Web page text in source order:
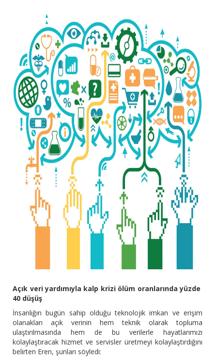
Açık veri yardımıyla kalp krizi ölüm oranlarında yüzde
40 düşüş
İnsanlığın bugün sahip olduğu teknolojik imkan ve erişim
olanakları açık verinin hem teknik olarak topluma
ulaştırılmasında hem de bu verilerle hayatlarımızı
kolaylaştıracak hizmet ve servisler üretmeyi kolaylaştırdığını
belirten Eren, şunları söyledi: